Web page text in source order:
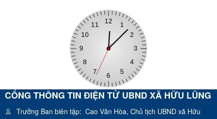
CỔNG THÔNG TIN ĐIỆN TỬ UBND XÃ HỮU LŨNG
Trưởng Ban biên tập: Cao Văn Hòa, Chủ tịch UBND xã Hữu